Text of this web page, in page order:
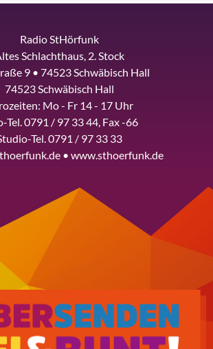
Radio StHörfunk
Schlachthaus, 2. Stock
9 • 74523 Schwäbisch Hall
74523 Schwäbisch Hall
Mo - Fr 14 - 17 Uhr
Tel. 0791 / 97 33 44, Fax -66
Tel. 0791 / 97 33 33
• www.sthoerfunk.de